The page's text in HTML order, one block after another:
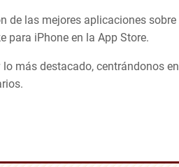
de las mejores aplicaciones sobre
para iPhone en la App Store.
más destacado, centrándonos en